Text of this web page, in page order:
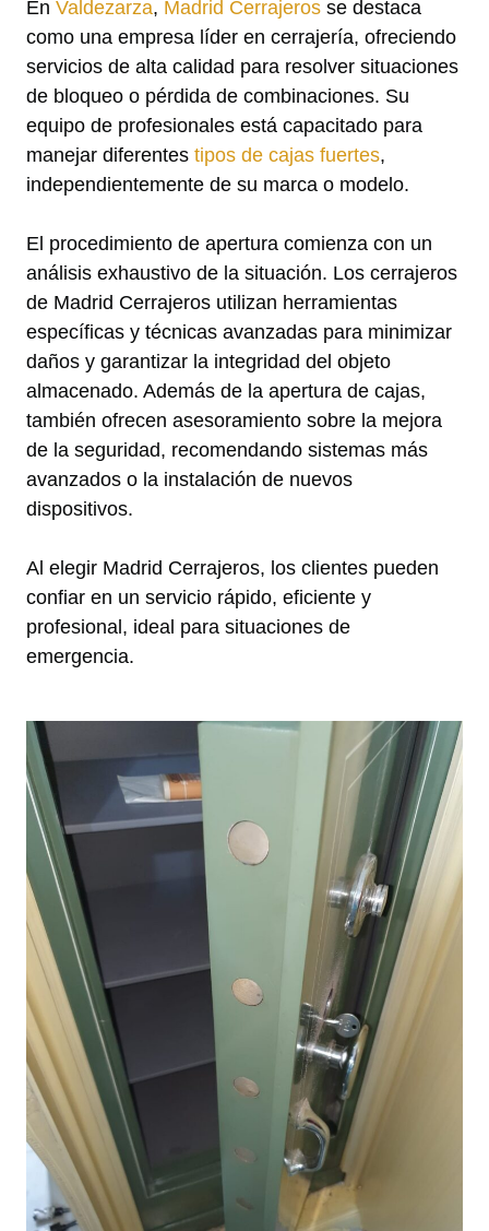
En Valdezarza, Madrid Cerrajeros se destaca
como una empresa líder en cerrajería, ofreciendo
servicios de alta calidad para resolver situaciones
de bloqueo o pérdida de combinaciones. Su
equipo de profesionales está capacitado para
manejar diferentes tipos de cajas fuertes,
independientemente de su marca o modelo.
El procedimiento de apertura comienza con un
análisis exhaustivo de la situación. Los cerrajeros
de Madrid Cerrajeros utilizan herramientas
específicas y técnicas avanzadas para minimizar
daños y garantizar la integridad del objeto
almacenado. Además de la apertura de cajas,
también ofrecen asesoramiento sobre la mejora
de la seguridad, recomendando sistemas más
avanzados o la instalación de nuevos
dispositivos.
Al elegir Madrid Cerrajeros, los clientes pueden
confiar en un servicio rápido, eficiente y
profesional, ideal para situaciones de
emergencia.